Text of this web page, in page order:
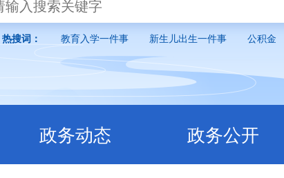
热搜词： 教育入学一件事 新生儿出生一件事 公积金
政务动态 政务公开